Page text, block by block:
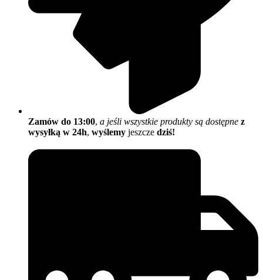
Zamów do 13:00, a jeśli wszystkie produkty są dostępne z
wysyłką w 24h, wyślemy jeszcze dziś!